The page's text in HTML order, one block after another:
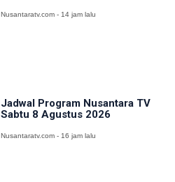
Nusantaratv.com - 14 jam lalu
Jadwal Program Nusantara TV
Sabtu 8 Agustus 2026
Nusantaratv.com - 16 jam lalu